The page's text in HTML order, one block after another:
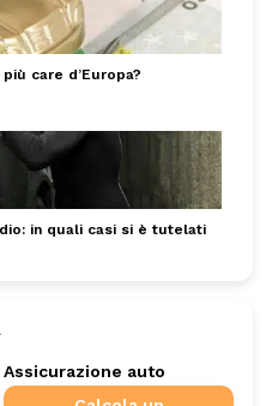
care d’Europa?
in quali casi si è tutelati
Assicurazione auto